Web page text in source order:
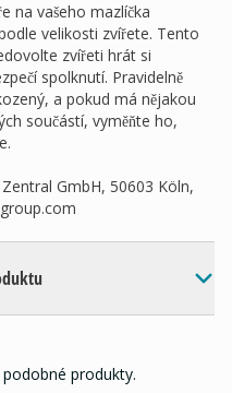
na vašeho mazlíčka
velikosti zvířete. Tento
zvířeti hrát si
spolknutí. Pravidelně
a pokud má nějakou
součástí, vyměňte ho,
Zentral GmbH, 50603 Köln,
produkty.